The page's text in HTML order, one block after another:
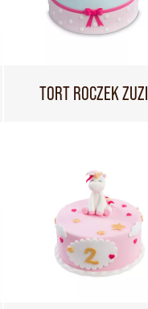
TORT ROCZEK ZUZI